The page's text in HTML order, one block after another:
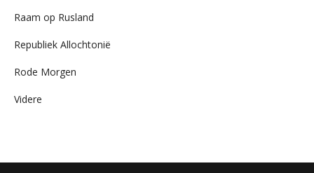
Raam op Rusland
Republiek Allochtonië
Rode Morgen
Videre